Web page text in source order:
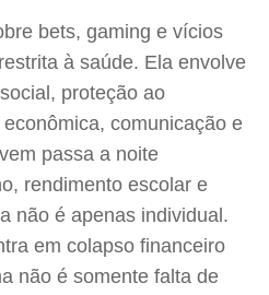
bets, gaming e vícios
à saúde. Ela envolve
proteção ao
comunicação e
passa a noite
rendimento escolar e
não é apenas individual.
em colapso financeiro
não é somente falta de